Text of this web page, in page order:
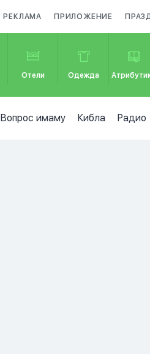
РЕКЛАМА ПРИЛОЖЕНИЕ
Отели Одежда
Вопрос имаму Кибла Радио